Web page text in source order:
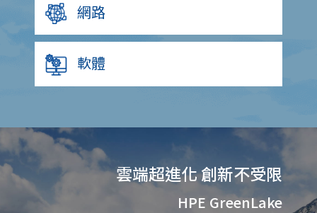
網路
軟體
雲端超進化 創新不受限
HPE GreenLake